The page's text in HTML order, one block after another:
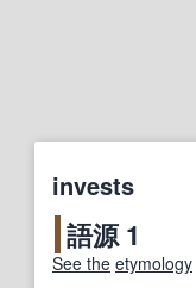
invests
語源 1
See the etymology